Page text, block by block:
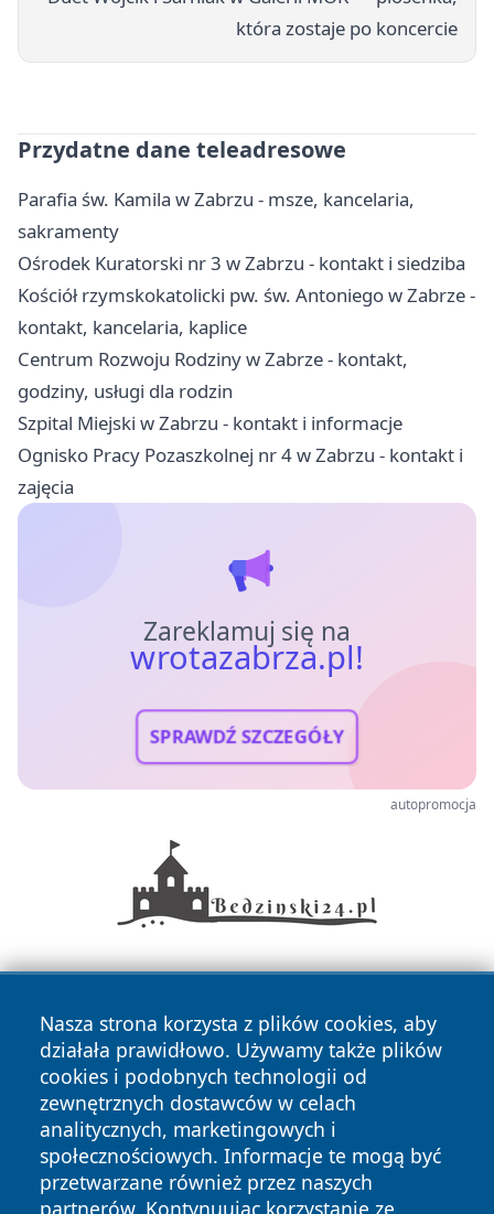
która zostaje po koncercie
Przydatne dane teleadresowe
Parafia św. Kamila w Zabrzu - msze, kancelaria,
sakramenty
Ośrodek Kuratorski nr 3 w Zabrzu - kontakt i siedziba
Kościół rzymskokatolicki pw. św. Antoniego w Zabrze -
kontakt, kancelaria, kaplice
Centrum Rozwoju Rodziny w Zabrze - kontakt,
godziny, usługi dla rodzin
Szpital Miejski w Zabrzu - kontakt i informacje
Ognisko Pracy Pozaszkolnej nr 4 w Zabrzu - kontakt i
zajęcia
Zareklamuj się na
wrotazabrza.pl!
SPRAWDŹ SZCZEGÓŁY
autopromocja
Nasza strona korzysta z plików cookies, aby
działała prawidłowo. Używamy także plików
cookies i podobnych technologii od
zewnętrznych dostawców w celach
analitycznych, marketingowych i
społecznościowych. Informacje te mogą być
przetwarzane również przez naszych
partnerów. Kontynuując korzystanie ze
Copyright © 2026 wrotazabrza.pl Wszystkie prawa
zastrzeżone.